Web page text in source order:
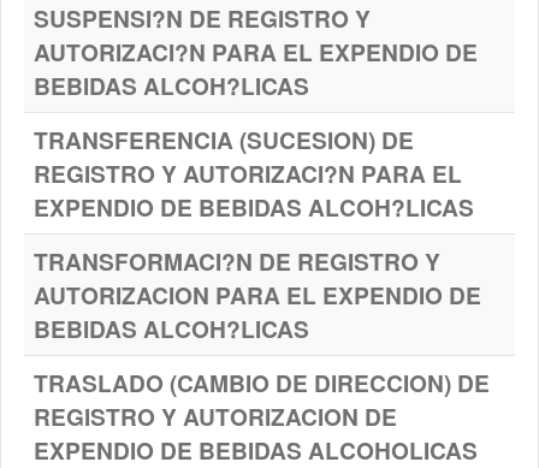
SUSPENSI?N DE REGISTRO Y
AUTORIZACI?N PARA EL EXPENDIO DE
BEBIDAS ALCOH?LICAS
TRANSFERENCIA (SUCESION) DE
REGISTRO Y AUTORIZACI?N PARA EL
EXPENDIO DE BEBIDAS ALCOH?LICAS
TRANSFORMACI?N DE REGISTRO Y
AUTORIZACION PARA EL EXPENDIO DE
BEBIDAS ALCOH?LICAS
TRASLADO (CAMBIO DE DIRECCION) DE
REGISTRO Y AUTORIZACION DE
EXPENDIO DE BEBIDAS ALCOHOLICAS